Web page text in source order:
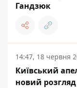
Гандзюк
14:47, 18 червня
Київський
новий